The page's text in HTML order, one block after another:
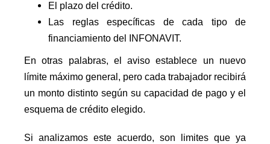
El plazo del crédito.
Las reglas específicas de cada tipo de
financiamiento del INFONAVIT.
En otras palabras, el aviso establece un nuevo
límite máximo general, pero cada trabajador recibirá
un monto distinto según su capacidad de pago y el
esquema de crédito elegido.
Si analizamos este acuerdo, son limites que ya